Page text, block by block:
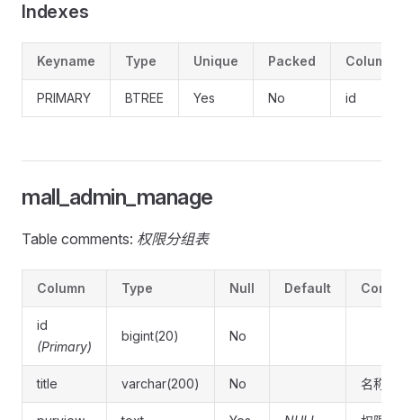
Indexes
Keyname Type Unique Packed Column
PRIMARY BTREE Yes No id
mall_admin_manage
Table comments: 权限分组表
Column Type Null Default
id
(Primary)
bigint(20) No
title varchar(200) No 名称